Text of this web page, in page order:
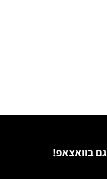
גם בוואצאפ!